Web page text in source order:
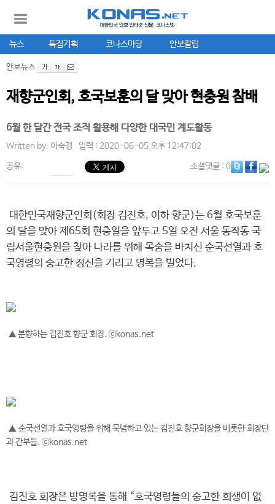
뉴스 특집기획 코나스마당 안보칼럼
안보뉴스
재향군인회, 호국보훈의 달 맞아 현충원 참배
6월 한 달간 전국 조직 활용해 다양한 대국민 계도활동
Written by. 이숙경 입력 : 2020-06-05 오후 12:47:02
공유: 소셜댓글: 0
대한민국재향군인회(회장 김진호, 이하 향군)는 6월 호국보훈
의 달을 맞아 제65회 현충일을 앞두고 5일 오전 서울 동작동 국
립서울현충원을 찾아 나라를 위해 목숨을 바치신 순국선열과 호
국영령의 숭고한 정신을 기리고 명복을 빌었다.
▲ 분향하는 김진호 향군 회장. ⓒkonas.net
▲ 순국선열과 호국영령을 위해 묵념하고 있는 김진호 향군회장을 비롯한 회장단
과 간부들. ⓒkonas.net
김진호 회장은 방명록을 통해 “호국영령들의 숭고한 희생이 없